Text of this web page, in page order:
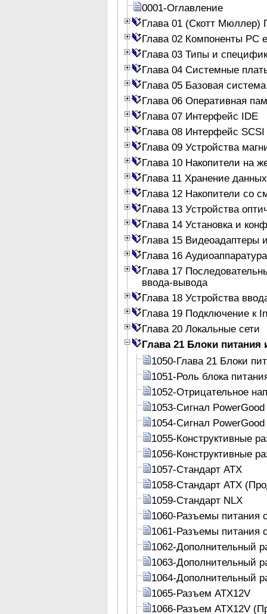
0001-Оглавление
Глава 01 (Скотт Мюллер)
Глава 02 Компоненты PC
Глава 03 Типы и
Глава 04 Системные
Глава 05 Базовая
Глава 06 Оперативная
Глава 07 Интерфейс IDE
Глава 08 Интерфейс SCSI
Глава 09 Устройства
Глава 10 Накопители на
Глава 11 Хранение
Глава 12 Накопители со
Глава 13 Устройства
Глава 14 Установка и
Глава 15 Видеоадаптеры
Глава 16 Аудиоаппаратура
Глава 17
ввода-вывода
Глава 18 Устройства
Глава 19 Подключение к
Глава 20 Локальные сети
Глава 21 Блоки питания
1050-Глава 21 Блоки
1051-Роль блока
1052-Отрицательное
1053-Сигнал PowerGood
1054-Сигнал
1055-Конструктивные
1056-Конструктивные
1057-Стандарт АТХ
1058-Стандарт АТХ
1059-Стандарт NLX
1060-Разъемы питания
1061-Разъемы питания
1062-Дополнительный
1063-Дополнительный
1064-Дополнительный
1065-Разъем ATX12V
1066-Разъем ATX12V